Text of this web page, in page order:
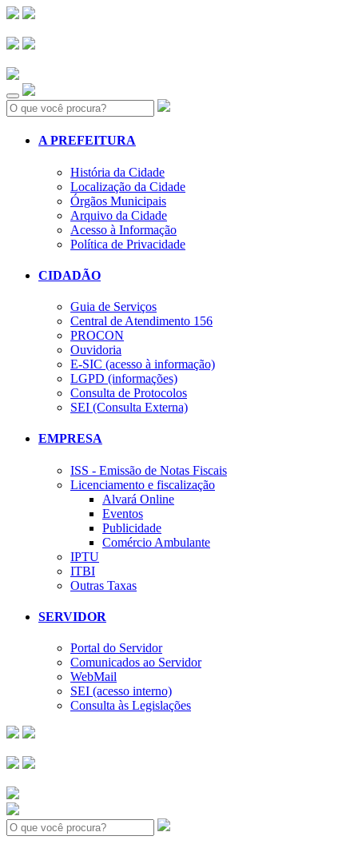
Search:
A PREFEITURA
História da Cidade
Localização da Cidade
Órgãos Municipais
Arquivo da Cidade
Acesso à Informação
Política de Privacidade
CIDADÃO
Guia de Serviços
Central de Atendimento 156
PROCON
Ouvidoria
E-SIC (acesso à informação)
LGPD (informações)
Consulta de Protocolos
SEI (Consulta Externa)
EMPRESA
ISS - Emissão de Notas Fiscais
Licenciamento e fiscalização
Alvará Online
Eventos
Publicidade
Comércio Ambulante
IPTU
ITBI
Outras Taxas
SERVIDOR
Portal do Servidor
Comunicados ao Servidor
WebMail
SEI (acesso interno)
Consulta às Legislações
Search: